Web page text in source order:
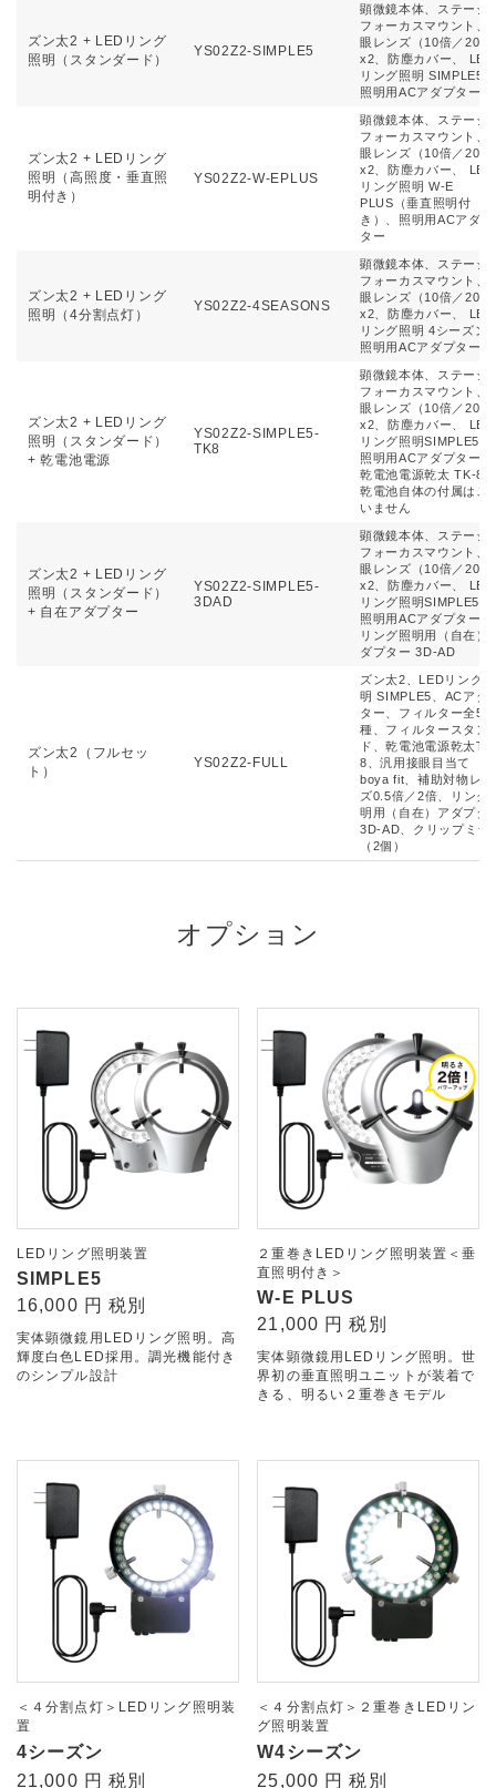
ズン太2 + LEDリング
照明（スタンダード）
YS02Z2-SIMPLE5
顕微鏡本体、ステージ
フォーカスマウント、
眼レンズ（10倍／20）
x2、防塵カバー、 LED
リング照明 SIMPLE5、
照明用ACアダプター
ズン太2 + LEDリング
照明（高照度・垂直照
明付き）
YS02Z2-W-EPLUS
顕微鏡本体、ステージ
フォーカスマウント、
眼レンズ（10倍／20）
x2、防塵カバー、 LED
リング照明 W-E
PLUS（垂直照明付
き）、照明用ACアダプ
ター
ズン太2 + LEDリング
照明（4分割点灯）
YS02Z2-4SEASONS
顕微鏡本体、ステージ
フォーカスマウント、
眼レンズ（10倍／20）
x2、防塵カバー、 LED
リング照明 4シーズン
照明用ACアダプター
ズン太2 + LEDリング
照明（スタンダード）
+ 乾電池電源
YS02Z2-SIMPLE5-
TK8
顕微鏡本体、ステージ
フォーカスマウント、
眼レンズ（10倍／20）
x2、防塵カバー、 LED
リング照明SIMPLE5、
照明用ACアダプター、
乾電池電源乾太 TK-8
乾電池自体の付属はご
いません
ズン太2 + LEDリング
照明（スタンダード）
+ 自在アダプター
YS02Z2-SIMPLE5-
3DAD
顕微鏡本体、ステージ
フォーカスマウント、
眼レンズ（10倍／20）
x2、防塵カバー、 LED
リング照明SIMPLE5、
照明用ACアダプター、
リング照明用（自在）
ダプター 3D-AD
ズン太2（フルセッ
ト）
YS02Z2-FULL
ズン太2、LEDリング照
明 SIMPLE5、ACアダ
ター、フィルター全5
種、フィルタースタン
ド、乾電池電源乾太
8、汎用接眼目当て
boya fit、補助対物レン
ズ0.5倍／2倍、リング
明用（自在）アダプタ
3D-AD、クリップミラ
（2個）
オプション
LEDリング照明装置
SIMPLE5
16,000 円 税別
実体顕微鏡用LEDリング照明。高
輝度白色LED採用。調光機能付き
のシンプル設計
２重巻きLEDリング照明装置＜垂
直照明付き＞
W-E PLUS
21,000 円 税別
実体顕微鏡用LEDリング照明。世
界初の垂直照明ユニットが装着で
きる、明るい２重巻きモデル
＜４分割点灯＞LEDリング照明装
置
4シーズン
21,000 円 税別
＜４分割点灯＞２重巻きLEDリン
グ照明装置
W4シーズン
25,000 円 税別